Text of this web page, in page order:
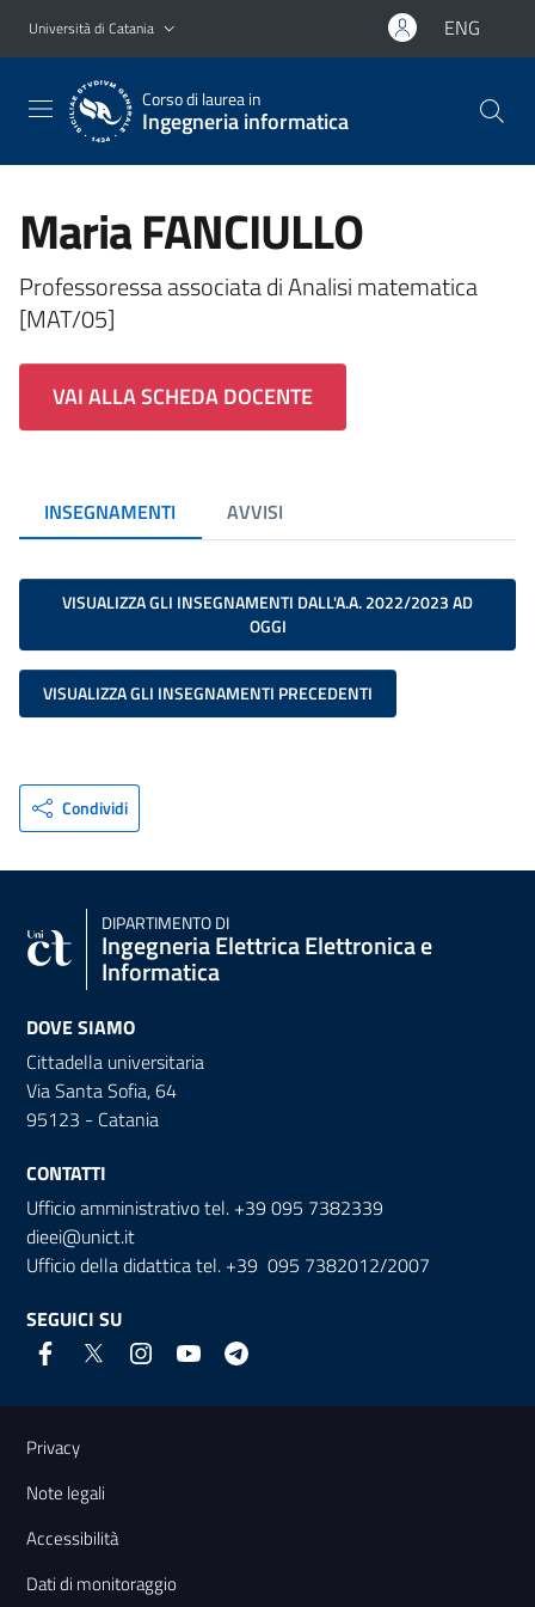
Vai al contenuto principale
Vai al menu di navigazione
Università di Catania ENG
Corso di laurea in
Ingegneria informatica
Maria FANCIULLO
Professoressa associata di Analisi matematica
[MAT/05]
VAI ALLA SCHEDA DOCENTE
INSEGNAMENTI AVVISI
VISUALIZZA GLI INSEGNAMENTI DALL'A.A. 2022/2023 AD
OGGI
VISUALIZZA GLI INSEGNAMENTI PRECEDENTI
Condividi
DIPARTIMENTO DI
Ingegneria Elettrica Elettronica e
Informatica
DOVE SIAMO
Cittadella universitaria
Via Santa Sofia, 64
95123 - Catania
CONTATTI
Ufficio amministrativo tel. +39 095 7382339
dieei@unict.it
Ufficio della didattica tel. +39 095 7382012/2007
SEGUICI SU
Link e informazioni utili
Privacy
Note legali
Accessibilità
Dati di monitoraggio